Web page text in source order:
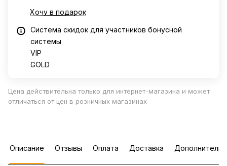
Хочу в подарок
Система скидок для участников бонусной
системы
VIP
GOLD
Цена действительна только для интернет-магазина и может
отличаться от цен в розничных магазинах
Описание Отзывы Оплата Доставка